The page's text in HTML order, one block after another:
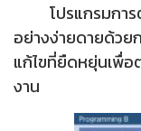
โปรแกรมการต
อย่างง่ายดายด้วย
แก้ไขที่ยืดหยุ่นเพื่
งาน